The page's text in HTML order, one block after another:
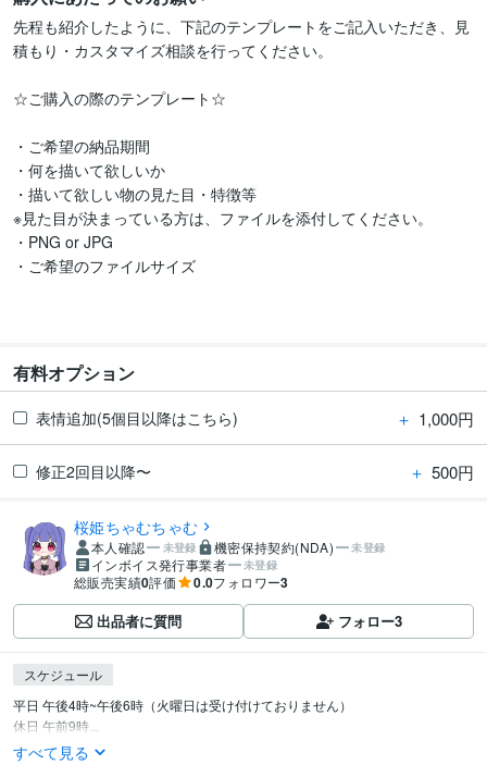
先程も紹介したように、下記のテンプレートをご記入いただき、見
積もり・カスタマイズ相談を行ってください。
☆ご購入の際のテンプレート☆
・ご希望の納品期間
・何を描いて欲しいか
・描いて欲しい物の見た目・特徴等
※見た目が決まっている方は、ファイルを添付してください。
・PNG or JPG
・ご希望のファイルサイズ
有料オプション
表情追加(5個目以降はこちら) ＋ 1,000円
修正2回目以降〜 ＋ 500円
桜姫ちゃむちゃむ
本人確認 未登録 機密保持契約(NDA) 未登録
インボイス発行事業者 未登録
総販売実績0評価 0.0フォロワー3
出品者に質問 フォロー3
スケジュール
平日 午後4時~午後6時（火曜日は受け付けておりません）
休日 午前9時...
すべて見る